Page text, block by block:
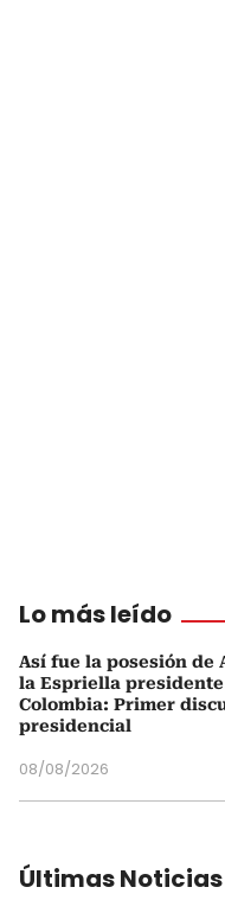
Lo más leído
Así fue la posesión de
la Espriella presidente
Colombia: Primer
presidencial
08/08/2026
Últimas Noticias